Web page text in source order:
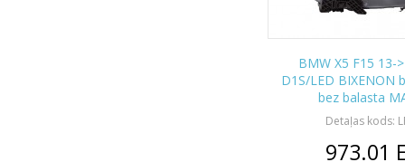
BMW X5 F15 13-
D1S/LED BIXENON
bez balasta
Detaļas kods:
973.01